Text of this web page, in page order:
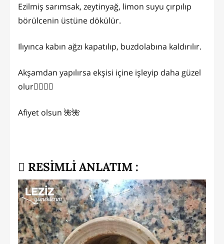
Ezilmiş sarımsak, zeytinyağ, limon suyu çırpılıp
börülcenin üstüne dökülür.
Ilıyınca kabın ağzı kapatılıp, buzdolabına kaldırılır.
Akşamdan yapılırsa ekşisi içine işleyip daha güzel
olur👌🏻👌🏻
Afiyet olsun 🌺🌺
RESİMLİ ANLATIM :